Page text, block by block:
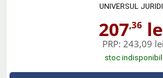
UNIVERSUL
207,36
PRP: 243,09 lei
stoc indisponibil